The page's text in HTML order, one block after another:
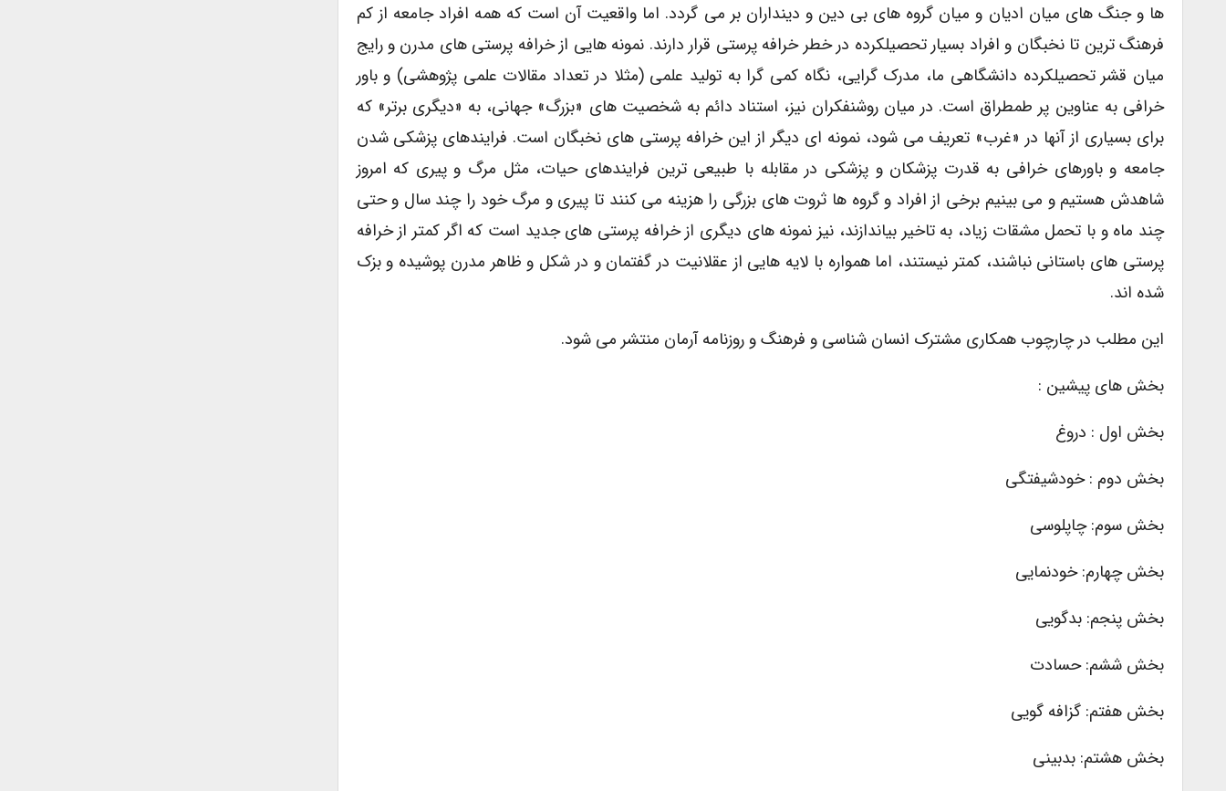
ها و جنگ های میان ادیان و میان گروه های بی دین و دینداران بر می گردد. اما واقعیت آن است که همه افراد جامعه از کم
فرهنگ ترین تا نخبگان و افراد بسیار تحصیلکرده در خطر خرافه پرستی قرار دارند. نمونه هایی از خرافه پرستی های مدرن و رایج
میان قشر تحصیلکرده دانشگاهی ما، مدرک گرایی، نگاه کمی گرا به تولید علمی (مثلا در تعداد مقالات علمی پژوهشی) و باور
خرافی به عناوین پر طمطراق است. در میان روشنفکران نیز، استناد دائم به شخصیت های «بزرگ» جهانی، به «دیگری برتر» که
برای بسیاری از آنها در «غرب» تعریف می شود، نمونه ای دیگر از این خرافه پرستی های نخبگان است. فرایندهای پزشکی شدن
جامعه و باورهای خرافی به قدرت پزشکان و پزشکی در مقابله با طبیعی ترین فرایندهای حیات، مثل مرگ و پیری که امروز
شاهدش هستیم و می بینیم برخی از افراد و گروه ها ثروت های بزرگی را هزینه می کنند تا پیری و مرگ خود را چند سال و حتی
چند ماه و با تحمل مشقات زیاد، به تاخیر بیاندازند، نیز نمونه های دیگری از خرافه پرستی های جدید است که اگر کمتر از خرافه
پرستی های باستانی نباشند، کمتر نیستند، اما همواره با لایه هایی از عقلانیت در گفتمان و در شکل و ظاهر مدرن پوشیده و بزک
شده اند.
این مطلب در چارچوب همکاری مشترک انسان شناسی و فرهنگ و روزنامه آرمان منتشر می شود.
بخش های پیشین :
بخش اول : دروغ
بخش دوم : خودشیفتگی
بخش سوم: چاپلوسی
بخش چهارم: خودنمایی
بخش پنجم: بدگویی
بخش ششم: حسادت
بخش هفتم: گزافه گویی
بخش هشتم: بدبینی